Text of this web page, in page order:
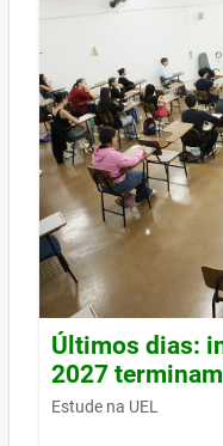
Últimos dias:
2027
Estude na UEL